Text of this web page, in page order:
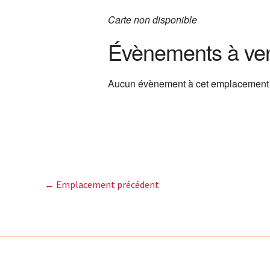
Carte non disponible
Évènements à
Aucun évènement à cet emplacement
← Emplacement précédent